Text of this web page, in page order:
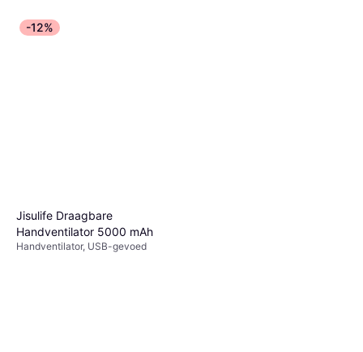
-12%
Jisulife Draagbare
Handventilator 5000 mAh
Handventilator, USB-gevoed